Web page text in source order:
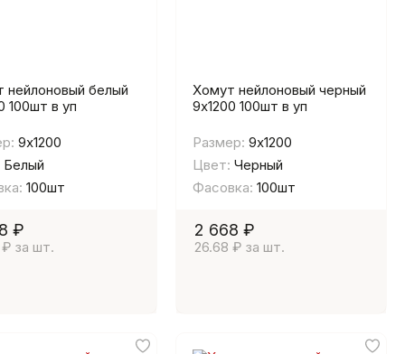
нейлоновый белый
100шт в уп
9х1200
Белый
100шт
₽
за шт.
Хомут нейлоновый черный
9х1200 100шт в уп
Размер: 9х1200
Цвет: Черный
Фасовка: 100шт
2 668 ₽
26.68 ₽ за шт.